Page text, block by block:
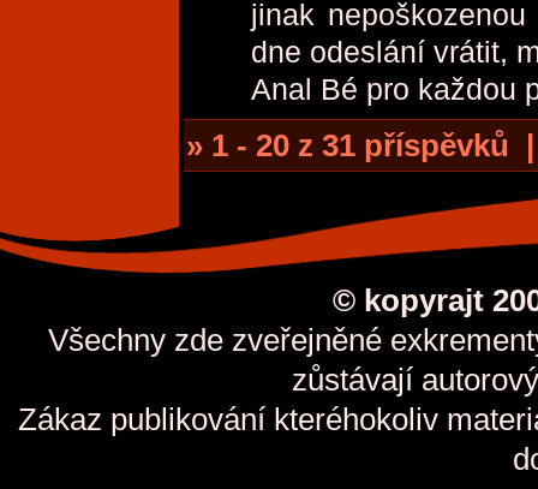
jinak
dne odeslání vrátit,
Anal Bé pro každou
» 1 - 20 z 31
© kopyrajt
Všechny zde zveřejněné
zůstávají
Zákaz publikování kteréhokoliv